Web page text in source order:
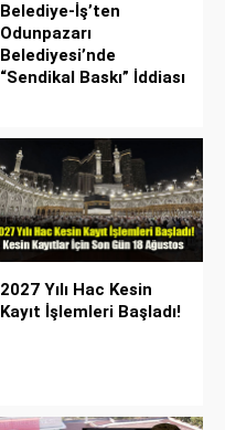
Belediye-İş’ten
Odunpazarı
Belediyesi’nde
“Sendikal Baskı” İddiası
2027 Yılı Hac Kesin
Kayıt İşlemleri Başladı!